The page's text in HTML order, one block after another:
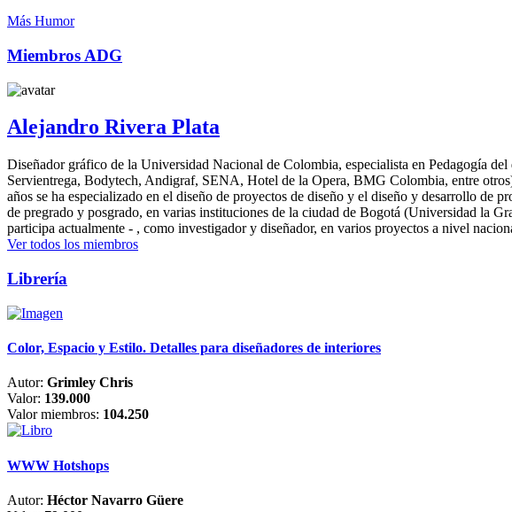
Más Humor
Miembros ADG
Alejandro Rivera Plata
Diseñador gráfico de la Universidad Nacional de Colombia, especialista en Pedagogía
Servientrega, Bodytech, Andigraf, SENA, Hotel de la Opera, BMG Colombia, entre
años se ha especializado en el diseño de proyectos de diseño y el diseño y desarrollo de
de pregrado y posgrado, en varias instituciones de la ciudad de Bogotá (Universidad la
participa actualmente - , como investigador y diseñador, en varios proyectos a nivel
Ver todos los miembros
Librería
Color, Espacio y Estilo. Detalles para diseñadores de interiores
Autor: Grimley Chris
Valor: 139.000
Valor miembros: 104.250
WWW Hotshops
Autor: Héctor Navarro Güere